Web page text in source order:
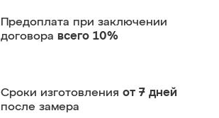
Предоплата при заключении
договора всего 10%
Сроки изготовления от 7 дней
после замера